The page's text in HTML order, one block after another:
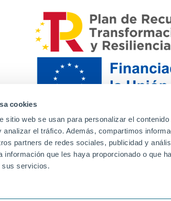
cookies
sitio web se usan para personalizar el
analizar el tráfico. Además, compartimos
partners de redes sociales, publicidad y
información que les haya proporcionado o que
sus servicios.
Contacto Canal de denuncias
Aviso Legal